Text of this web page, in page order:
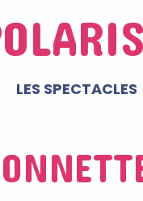
LES SPECTACLES